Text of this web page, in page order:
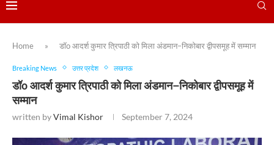
Home » डॉo आदर्श कुमार त्रिपाठी को मिला अंडमान–निकोबार द्वीपसमूह में सम्मान
Breaking News उत्तर प्रदेश लखनऊ
डॉo आदर्श कुमार त्रिपाठी को मिला अंडमान–निकोबार द्वीपसमूह में
सम्मान
written byVimal Kishor September 7, 2024